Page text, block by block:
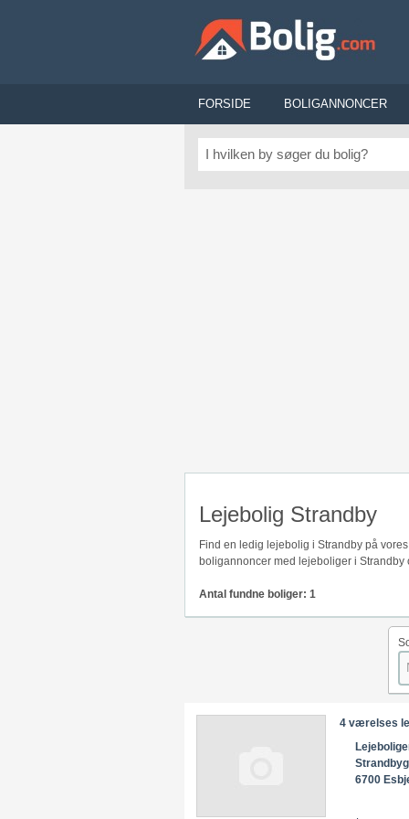
FORSIDE BOLIGANNONCER
Lejebolig Strandby
Find en ledig lejebolig i Strandby på
boligannoncer med lejeboliger i Strandby
Antal fundne boliger: 1
4 værelses
6700